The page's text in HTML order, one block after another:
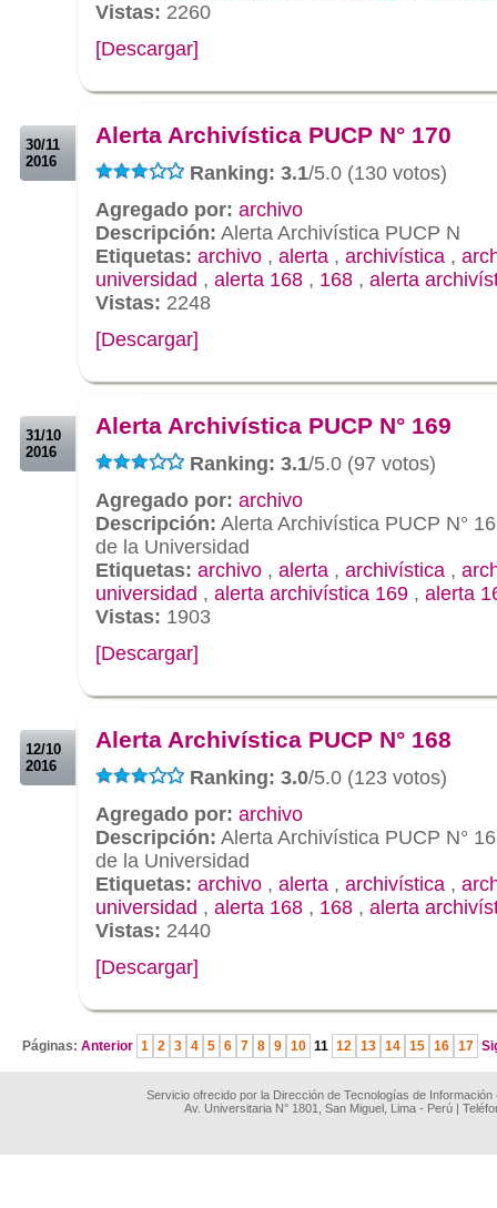
Vistas: 2260
[Descargar]
30/11
2016
Alerta Archivística PUCP N° 170
Ranking: 3.1/5.0 (130 votos)
Agregado por: archivo
Descripción: Alerta Archivística PUCP N
Etiquetas: archivo , alerta , archivística ,
universidad , alerta 168 , 168 , alerta
Vistas: 2248
[Descargar]
31/10
2016
Alerta Archivística PUCP N° 169
Ranking: 3.1/5.0 (97 votos)
Agregado por: archivo
Descripción: Alerta Archivística PUCP N°
de la Universidad
Etiquetas: archivo , alerta , archivística ,
universidad , alerta archivística 169 , alerta
Vistas: 1903
[Descargar]
12/10
2016
Alerta Archivística PUCP N° 168
Ranking: 3.0/5.0 (123 votos)
Agregado por: archivo
Descripción: Alerta Archivística PUCP N°
de la Universidad
Etiquetas: archivo , alerta , archivística ,
universidad , alerta 168 , 168 , alerta
Vistas: 2440
[Descargar]
Páginas: Anterior 1 2 3 4 5 6 7 8 9 10 11 12 13 14 15 16 17
Servicio ofrecido por la Dirección de Tecnologías de
Av. Universitaria N° 1801, San Miguel, Lima - Perú |